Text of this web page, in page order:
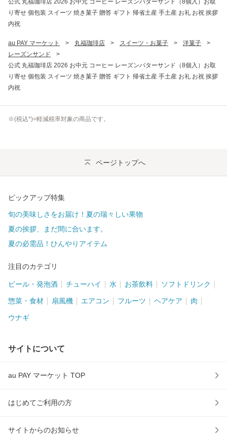
公式 丸福珈琲店 2026 お中元 コーヒー レーズンバターサンド（8個入）お取
り寄せ 個包装 スイーツ 焼き菓子 贈答 ギフト 帰省土産 手土産 お礼 お祝 挨拶
内祝
au PAY マーケット > 丸福珈琲店 > スイーツ・お菓子 > 洋菓子
>
レーズンサンド
>
公式 丸福珈琲店 2026 お中元 コーヒー レーズンバターサンド（8個入）お取
り寄せ 個包装 スイーツ 焼き菓子 贈答 ギフト 帰省土産 手土産 お礼 お祝 挨拶
内祝
※(税込*)=軽減税率対象の商品です。
ページトップへ
ピックアップ特集
旬の美味しさをお届け！夏の瑞々しい果物
夏の挨拶、まだ間に合います。
夏の必需品！ひんやりアイテム
注目のカテゴリ
ビール・発泡酒 チューハイ 水 お茶飲料 ソフトドリンク
惣菜・食材 扇風機 エアコン フルーツ ヘアケア 肉
ウナギ
サイトについて
au PAY マーケット TOP
はじめてご利用の方
サイトからのお知らせ